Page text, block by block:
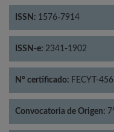
ISSN: 1576-7914
ISSN-e: 2341-1902
Nº certificado: FECYT-
Convocatoria de Origen: